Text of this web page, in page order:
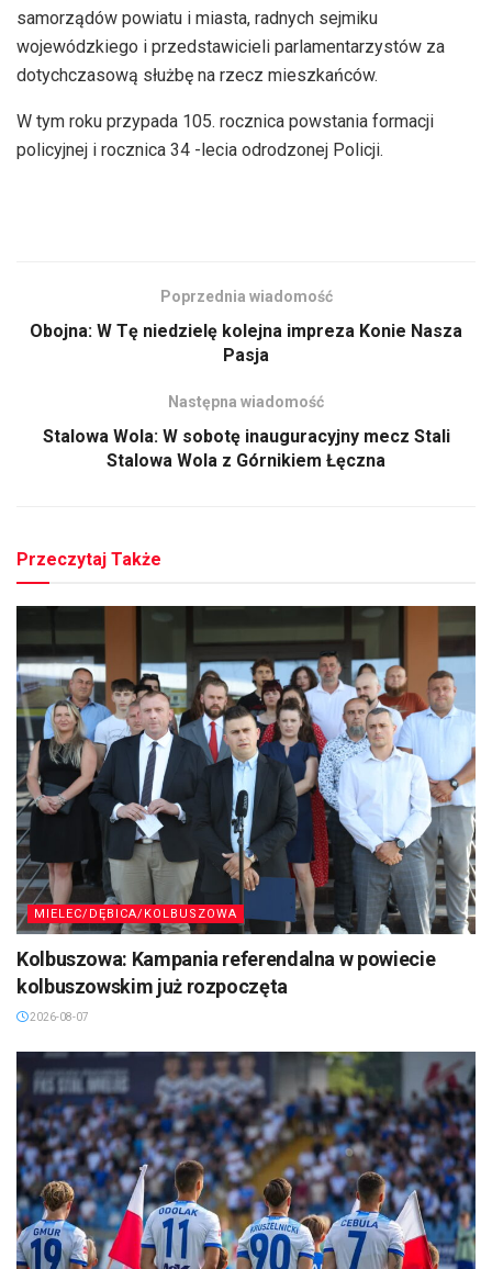
samorządów powiatu i miasta, radnych sejmiku
wojewódzkiego i przedstawicieli parlamentarzystów za
dotychczasową służbę na rzecz mieszkańców.
W tym roku przypada 105. rocznica powstania formacji
policyjnej i rocznica 34 -lecia odrodzonej Policji.
Poprzednia wiadomość
Obojna: W Tę niedzielę kolejna impreza Konie Nasza
Pasja
Następna wiadomość
Stalowa Wola: W sobotę inauguracyjny mecz Stali
Stalowa Wola z Górnikiem Łęczna
Przeczytaj Także
MIELEC/DĘBICA/KOLBUSZOWA
Kolbuszowa: Kampania referendalna w powiecie
kolbuszowskim już rozpoczęta
2026-08-07